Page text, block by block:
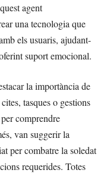
agent
una tecnologia que
els usuaris, ajudant-
suport emocional.
la importància de
tasques o gestions
comprendre
van suggerir la
per combatre la soledat
requerides. Totes